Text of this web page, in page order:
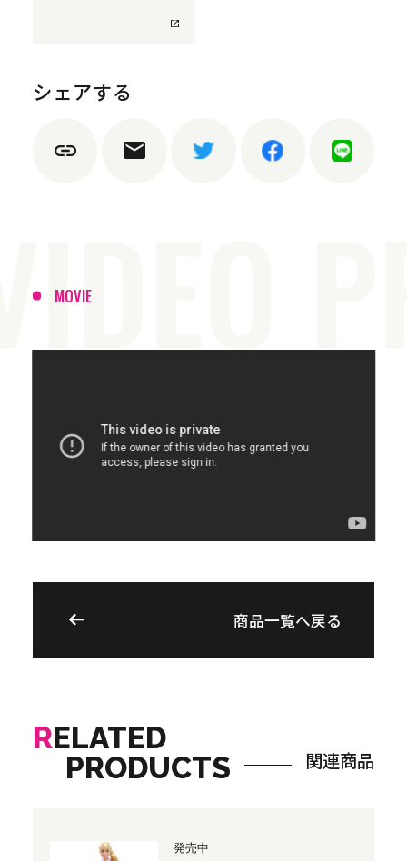
シェアする
MOVIE
商品一覧へ戻る
RELATED
PRODUCTS
関連商品
発売中